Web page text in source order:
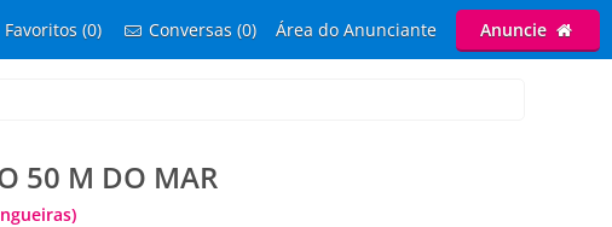
Favoritos (0) Conversas (0) Área do Anunciante Anuncie
50 M DO MAR